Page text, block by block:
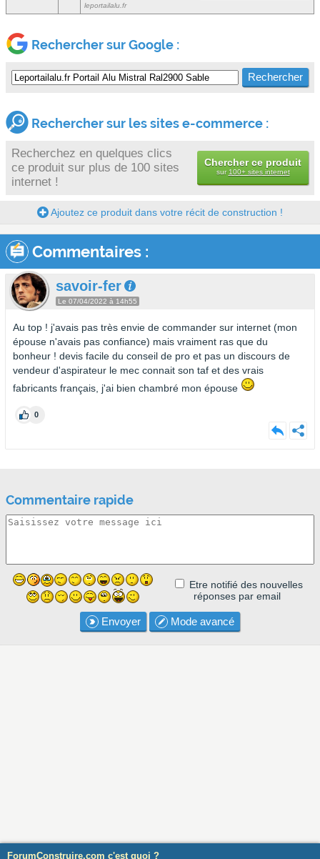
leportailalu.fr
Rechercher sur Google :
Rechercher sur les sites e-commerce :
Recherchez en quelques clics
ce produit sur plus de 100 sites
internet !
Chercher ce produit
sur 100+ sites internet
Ajoutez ce produit dans votre récit de construction !
Commentaires :
savoir-fer
Le 07/04/2022 à 14h55
Au top ! j'avais pas très envie de commander sur internet (mon
épouse n'avais pas confiance) mais vraiment ras que du
bonheur ! devis facile du conseil de pro et pas un discours de
vendeur d'aspirateur le mec connait son taf et des vrais
fabricants français, j'ai bien chambré mon épouse
0
Commentaire rapide
Etre notifié des nouvelles
réponses par email
Envoyer Mode avancé
ForumConstruire.com c'est quoi ?